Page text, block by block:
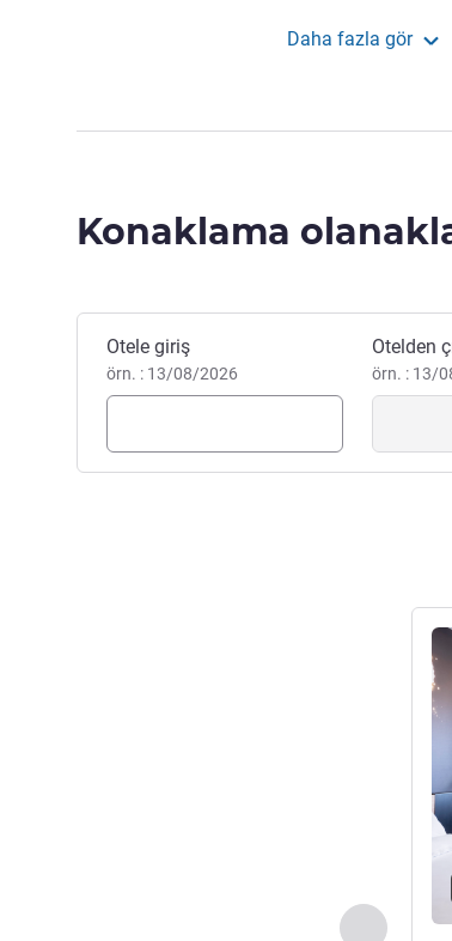
Spodek and
Daha fazla gör
Konaklama
Bu otelde rezervasyon
Otele giriş
örn. : 13/08/2026
Otelden
örn. : 13/
Önceki -